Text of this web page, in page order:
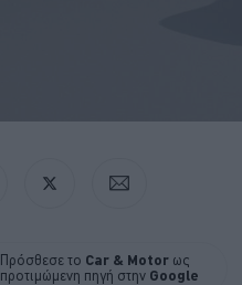
Πρόσθεσε το Car & Motor ως
προτιμώμενη πηγή στην Google